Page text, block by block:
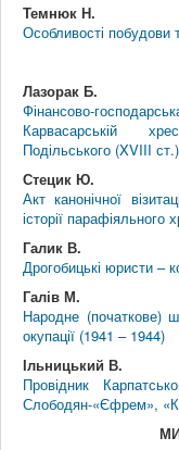
Темнюк Н.
Особливості побудови
Лазорак Б.
Фінансово-
Карвасарській
Подільського (XVIII ст.)
Стецик Ю.
Акт канонічної
історії
Галик В.
Дрогобицькі юристи –
Галів М.
Народне (початкове)
окупації (1941 – 1944)
Ільницький В.
Провідник
Слободян-«Єфрем»,